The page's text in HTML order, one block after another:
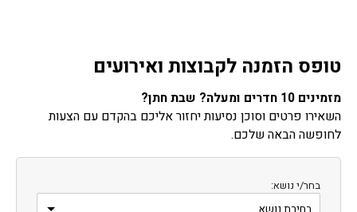
טופס הזמנה לקבוצות ואירועים
מזמינים 10 חדרים ומעלה? שבת חתן?
השאירו פרטים וסוכן נסיעות יחזור אליכם בהקדם עם הצעות
לחופשה הבאה שלכם.
בחר/י נושא: